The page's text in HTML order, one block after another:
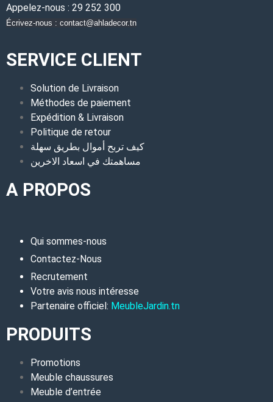
Appelez-nous : 29 252 300
Écrivez-nous : contact@ahladecor.tn
SERVICE CLIENT
Solution de Livraison
Méthodes de paiement
Expédition & Livraison
Politique de retour
كيف تربح أموال بطريق سهلة
مساهمتك في اسعاد الاخرين
A PROPOS
Qui sommes-nous
Contactez-Nous
Recrutement
Votre avis nous intéresse
Partenaire officiel: MeubleJardin.tn
PRODUITS
Promotions
Meuble chaussures
Meuble d’entrée